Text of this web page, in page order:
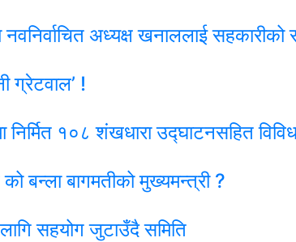
नवनिर्वाचित अध्यक्ष खनाललाई सहकारीको
ग्रेटवाल’ !
१०८ शंखधारा उद्घाटनसहित
बन्ला बागमतीको मुख्यमन्त्री ?
लागि सहयोग जुटाउँदै समिति